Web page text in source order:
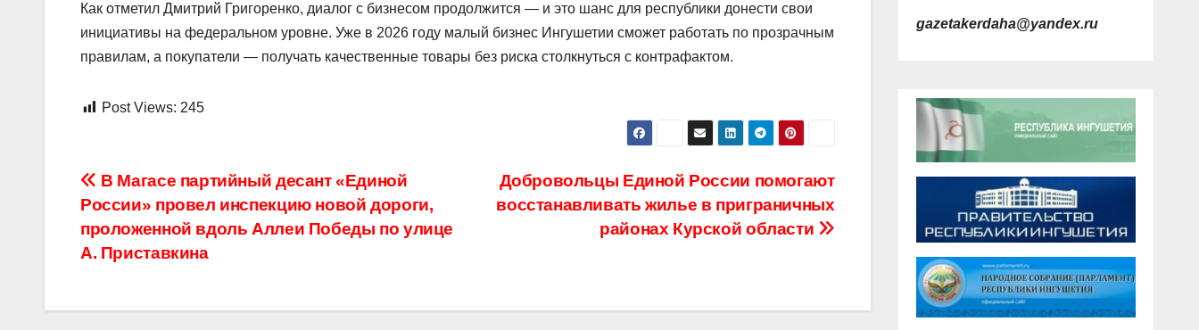
Как отметил Дмитрий Григоренко, диалог с бизнесом продолжится — и это шанс для республики донести свои
инициативы на федеральном уровне. Уже в 2026 году малый бизнес Ингушетии сможет работать по прозрачным
правилам, а покупатели — получать качественные товары без риска столкнуться с контрафактом.
Post Views: 245
Навигация
по
записям
Добровольцы Единой России помогают
восстанавливать жилье в приграничных
районах Курской области
В Магасе партийный десант «Единой
России» провел инспекцию новой дороги,
проложенной вдоль Аллеи Победы по улице
А. Приставкина
gazetakerdaha@yandex.ru